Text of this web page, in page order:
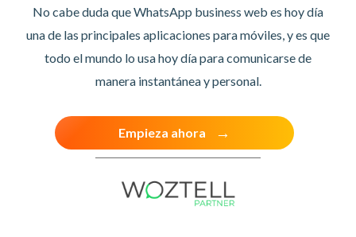
No cabe duda que WhatsApp business web es hoy día
una de las principales aplicaciones para móviles, y es que
todo el mundo lo usa hoy día para comunicarse de
manera instantánea y personal.
Empieza ahora